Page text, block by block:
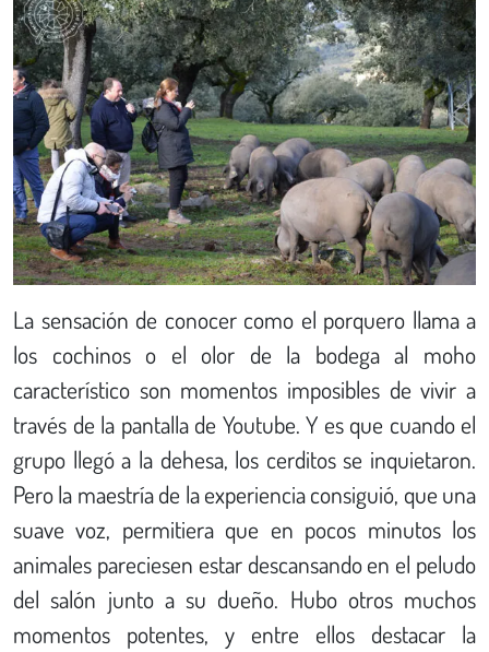
La sensación de conocer como el porquero llama a
los cochinos o el olor de la bodega al moho
característico son momentos imposibles de vivir a
través de la pantalla de Youtube. Y es que cuando el
grupo llegó a la dehesa, los cerditos se inquietaron.
Pero la maestría de la experiencia consiguió, que una
suave voz, permitiera que en pocos minutos los
animales pareciesen estar descansando en el peludo
del salón junto a su dueño. Hubo otros muchos
momentos potentes, y entre ellos destacar la